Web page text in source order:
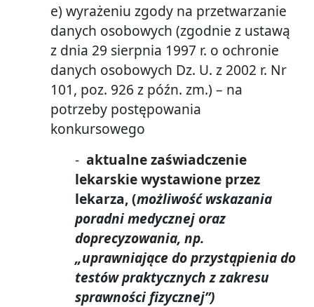
e) wyrażeniu zgody na przetwarzanie
danych osobowych (zgodnie z ustawą
z dnia 29 sierpnia 1997 r. o ochronie
danych osobowych Dz. U. z 2002 r. Nr
101, poz. 926 z późn. zm.) – na
potrzeby postępowania
konkursowego
-aktualne zaświadczenie
lekarskie wystawione przez
lekarza, (możliwość wskazania
poradni medycznej oraz
doprecyzowania, np.
„uprawniające do przystąpienia do
testów praktycznych z zakresu
sprawności fizycznej”)